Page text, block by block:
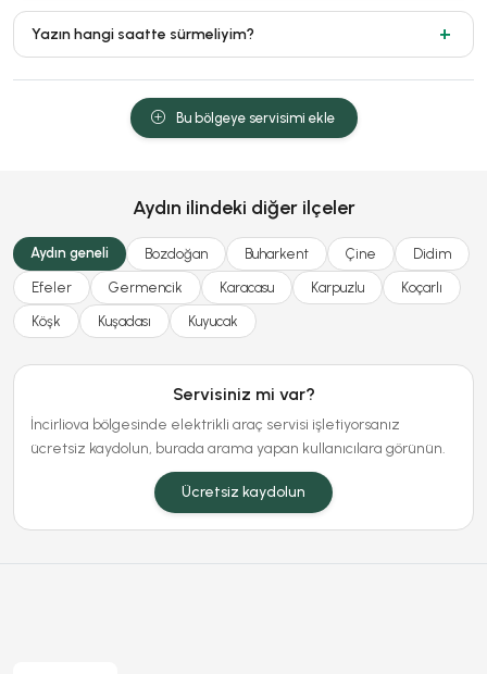
Yazın hangi saatte sürmeliyim?
Bu bölgeye servisimi ekle
Aydın ilindeki diğer ilçeler
Aydın geneli Bozdoğan Buharkent Çine Didim
Efeler Germencik Karacasu Karpuzlu Koçarlı
Köşk Kuşadası Kuyucak
Servisiniz mi var?
İncirliova bölgesinde elektrikli araç servisi işletiyorsanız
ücretsiz kaydolun, burada arama yapan kullanıcılara görünün.
Ücretsiz kaydolun